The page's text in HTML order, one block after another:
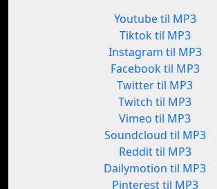
Youtube til MP3
Tiktok til MP3
Instagram til MP3
Facebook til MP3
Twitter til MP3
Twitch til MP3
Vimeo til MP3
Soundcloud til MP3
Reddit til MP3
Dailymotion til MP3
Pinterest til MP3